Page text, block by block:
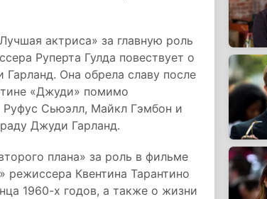
актриса» за главную роль
Руперта Гулда повествует о
Она обрела славу после
«Джуди» помимо
Руфус Сьюэлл, Майкл Гэмбон и
Джуди Гарланд.
плана» за роль в фильме
Квентина Тарантино
1960-х годов, а также о жизни